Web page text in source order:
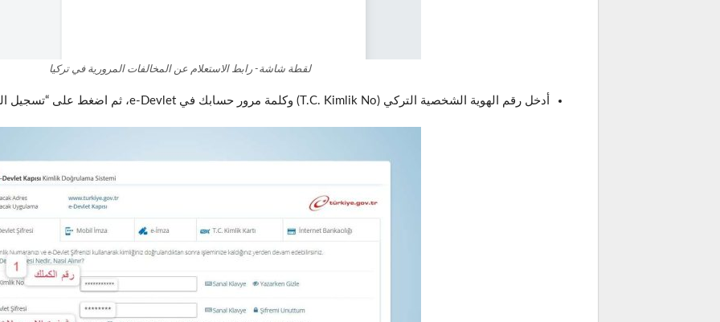
لقطة شاشة- رابط الاستعلام عن المخالفات المرورية في تركيا
أدخل رقم الهوية الشخصية التركي (T.C. Kimlik No) وكلمة مرور حسابك في e-Devlet، ثم اضغط على “تسجيل الدخول”.